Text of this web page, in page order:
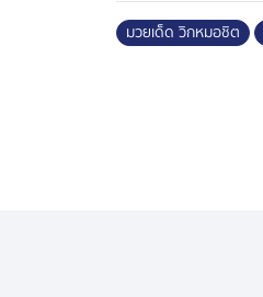
มวยเด็ด วิกหมอชิต